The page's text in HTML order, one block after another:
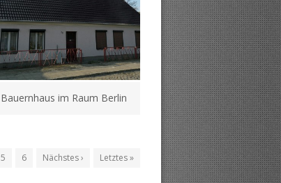
Bauernhaus im Raum Berlin
5 6 Nächstes › Letztes »